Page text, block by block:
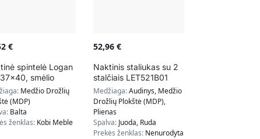
€
spintelė Logan
smėlio
Medžio Drožlių
(MDP)
Balta
ženklas: Kobi Meble
52,96 €
Naktinis staliukas su 2
stalčiais LET521B01
Medžiaga:Audinys, Medžio
Drožlių Plokštė (MDP),
Plienas
Spalva: Juoda, Ruda
Prekės ženklas: Nenurodyta